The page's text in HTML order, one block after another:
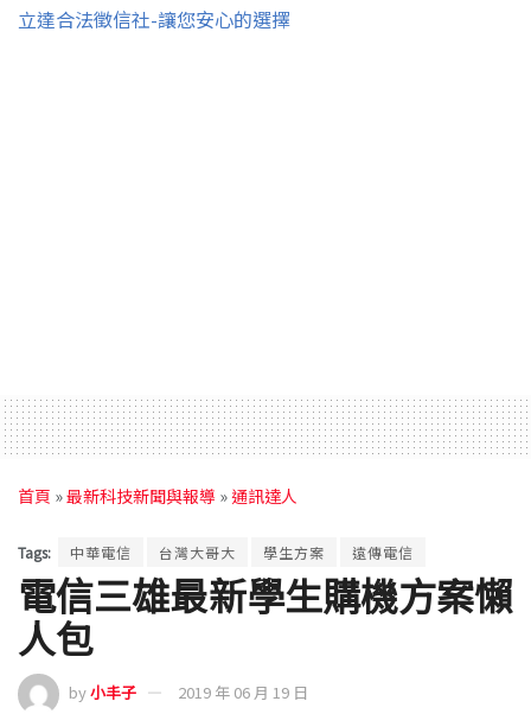
立達合法徵信社-讓您安心的選擇
首頁 »最新科技新聞與報導 »通訊達人
Tags: 中華電信 台灣大哥大 學生方案 遠傳電信
電信三雄最新學生購機方案懶
人包
by小丰子 2019 年 06 月 19 日